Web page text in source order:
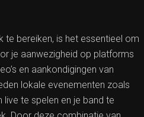
te bereiken, is het essentieel om
je aanwezigheid op platforms
en aankondigingen van
lokale evenementen zoals
te spelen en je band te